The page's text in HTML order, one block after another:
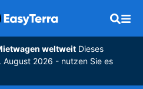
weltweitDieses
August 2026 - nutzen Sie es